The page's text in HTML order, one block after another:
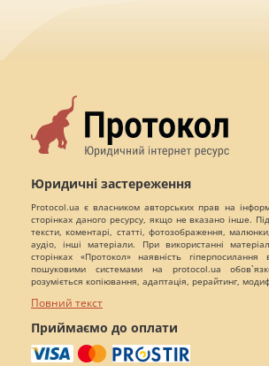
Юридичні застереження
Protocol.ua є власником авторських прав на
сторінках даного ресурсу, якщо не вказано інше.
тексти, коментарі, статті, фотозображення,
аудіо, інші матеріали. При використанні
сторінках «Протокол» наявність гіперпосилання
пошуковими системами на protocol.ua
розуміється копіювання, адаптація, рерайтинг,
Повний текст
Приймаємо до оплати